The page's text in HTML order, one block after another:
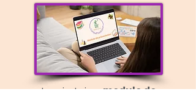
Inscris-toi aumodule de